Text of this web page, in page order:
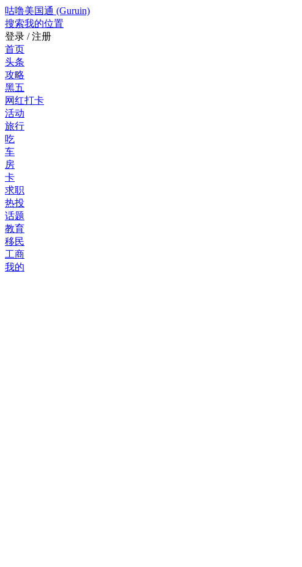
咕噜美国通 (Guruin)
搜索我的位置
登录 / 注册
首页
头条
攻略
黑五
网红打卡
活动
旅行
吃
车
房
卡
求职
热投
话题
教育
移民
工商
我的